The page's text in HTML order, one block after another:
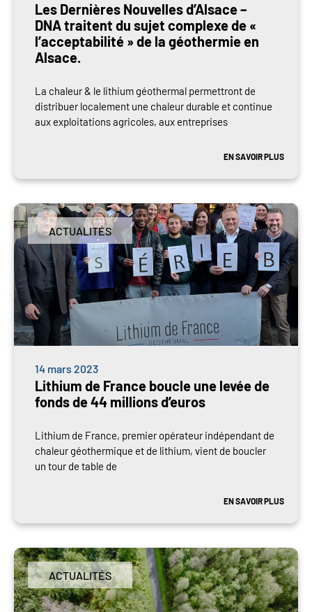
Les Dernières Nouvelles d’Alsace –
DNA traitent du sujet complexe de «
l’acceptabilité » de la géothermie en
Alsace.
La chaleur & le lithium géothermal permettront de
distribuer localement une chaleur durable et continue
aux exploitations agricoles, aux entreprises
EN SAVOIR PLUS
ACTUALITÉS
14 mars 2023
Lithium de France boucle une levée de
fonds de 44 millions d’euros
Lithium de France, premier opérateur indépendant de
chaleur géothermique et de lithium, vient de boucler
un tour de table de
EN SAVOIR PLUS
ACTUALITÉS